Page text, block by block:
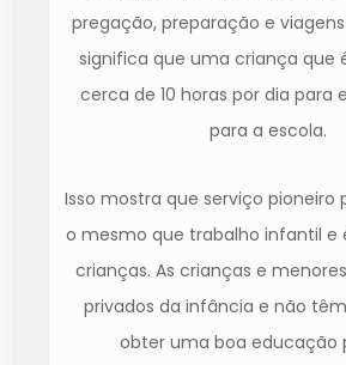
pregação, preparação e
significa que uma criança que
cerca de 10 horas por dia para
para a escola.
Isso mostra que serviço pioneiro
o mesmo que trabalho infantil e
crianças. As crianças e
privados da infância e não
obter uma boa educação